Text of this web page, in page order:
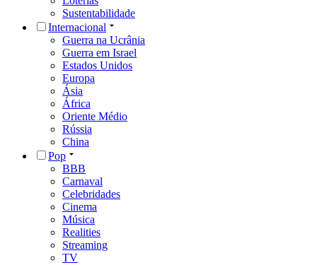
Sustentabilidade
Internacional
Guerra na Ucrânia
Guerra em Israel
Estados Unidos
Europa
Ásia
África
Oriente Médio
Rússia
China
Pop
BBB
Carnaval
Celebridades
Cinema
Música
Realities
Streaming
TV